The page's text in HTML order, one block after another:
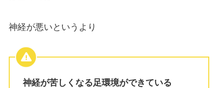
神経が悪いというより
神経が苦しくなる足環境ができている